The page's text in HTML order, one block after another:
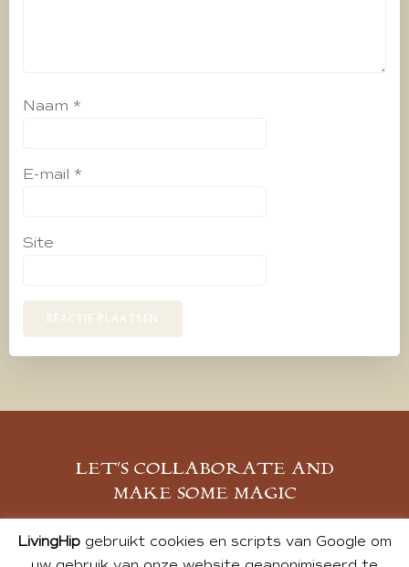
Naam *
E-mail *
Site
LET’S COLLABORATE AND
MAKE SOME MAGIC
MELD JE AAN
LivingHipgebruikt cookies en scripts van Google om